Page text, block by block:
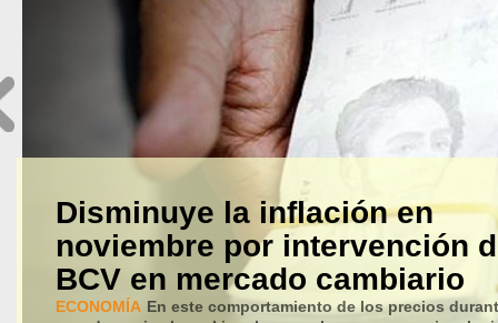
Disminuye la inflación en
noviembre por intervención
BCV en mercado cambiario
ECONOMÍA En este comportamiento de los precios